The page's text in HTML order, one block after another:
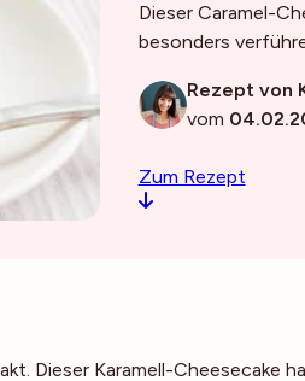
Dieser Caramel-
besonders
Rezept von
vom
Zum Rezept
Dieser Karamell-Cheesecake